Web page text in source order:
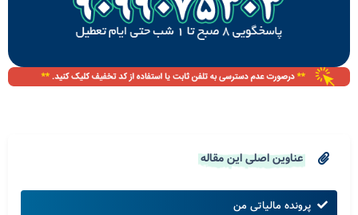
عناوین اصلی این مقاله
پرونده مالیاتی من